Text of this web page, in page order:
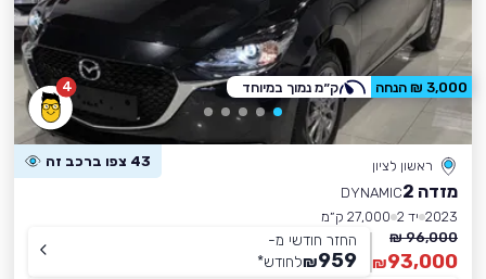
4
ראשון לציון 43 צפו ברכב זה
מזדה 2
DYNAMIC
2023 יד 2
27,000 ק״מ
96,000 ₪
93,000
₪
החזר חודשי מ-
959
₪לחודש*
3,000 ₪ הנחה ק״מ נמוך במיוחד